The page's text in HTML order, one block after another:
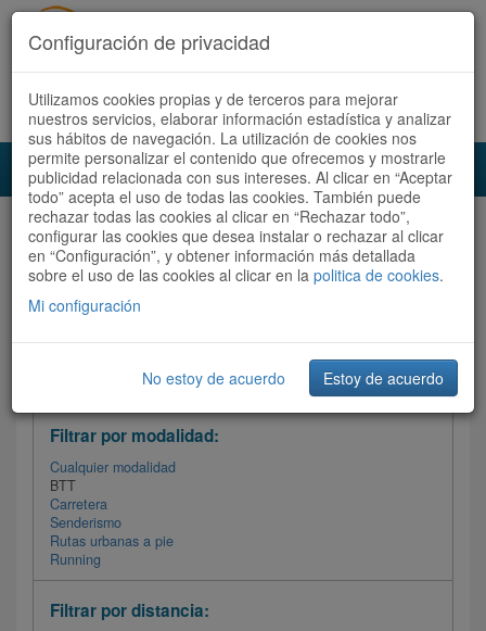
Acceder Registrate ahora Español | Català
Audioruta Todas las rutas
Todas las rutas Ordenar por:Más recientes
Filtrar las rutas
Filtrar por modalidad:
Cualquier modalidad
BTT
Carretera
Senderismo
Rutas urbanas a pie
Running
Filtrar por distancia:
Configuración de privacidad
Utilizamos cookies propias y de terceros para mejorar
nuestros servicios, elaborar información estadística y analizar
sus hábitos de navegación. La utilización de cookies nos
permite personalizar el contenido que ofrecemos y mostrarle
publicidad relacionada con sus intereses. Al clicar en “Aceptar
todo” acepta el uso de todas las cookies. También puede
rechazar todas las cookies al clicar en “Rechazar todo”,
configurar las cookies que desea instalar o rechazar al clicar
en “Configuración”, y obtener información más detallada
sobre el uso de las cookies al clicar en la politica de cookies.
Mi configuración
No estoy de acuerdo Estoy de acuerdo